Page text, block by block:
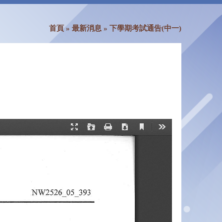
首頁» 最新消息 » 下學期考試通告(中一)